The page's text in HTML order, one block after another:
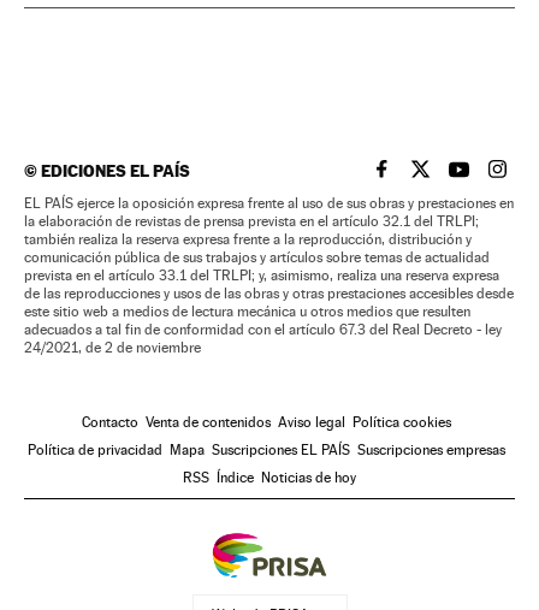
©EDICIONES EL PAÍS EL PAÍS BRASIL EN
EL PAÍSEL PAÍS
EL
EL PAÍS ejerce la oposición expresa frente al uso de sus obras y prestaciones en
la elaboración de revistas de prensa prevista en el artículo 32.1 del TRLPI;
también realiza la reserva expresa frente a la reproducción, distribución y
comunicación pública de sus trabajos y artículos sobre temas de actualidad
prevista en el artículo 33.1 del TRLPI; y, asimismo, realiza una reserva expresa
de las reproducciones y usos de las obras y otras prestaciones accesibles desde
este sitio web a medios de lectura mecánica u otros medios que resulten
adecuados a tal fin de conformidad con el artículo 67.3 del Real Decreto - ley
24/2021, de 2 de noviembre
Contacto Venta de contenidos Aviso legal Política cookies
Política de privacidad Mapa Suscripciones EL PAÍS Suscripciones empresas
RSS Índice Noticias de hoy